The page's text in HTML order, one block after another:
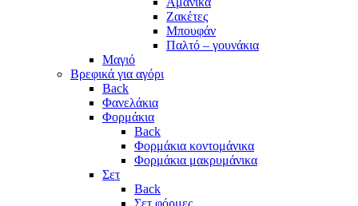
Ζακέτες
Μπουφάν
Παλτό – γουνάκια
Μαγιό
Βρεφικά για αγόρι
Back
Φανελάκια
Φορμάκια
Back
Φορμάκια κοντομάνικα
Φορμάκια μακρυμάνικα
Σετ
Back
Σετ φόρμες